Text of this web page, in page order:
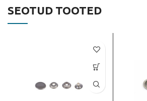
SEOTUD TOOTED